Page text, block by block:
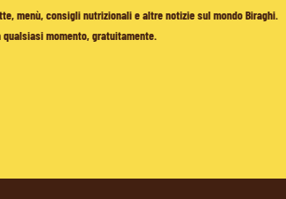
menù, consigli nutrizionali e altre notizie sul mondo Biraghi.
momento, gratuitamente.